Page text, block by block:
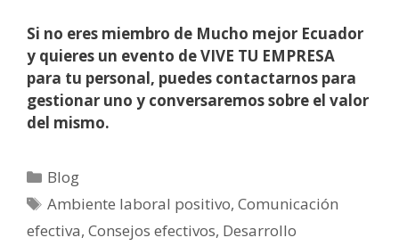
Si no eres miembro de Mucho mejor Ecuador
y quieres un evento de VIVE TU EMPRESA
para tu personal, puedes contactarnos para
gestionar uno y conversaremos sobre el valor
del mismo.
Blog
Ambiente laboral positivo,Comunicación
efectiva, Consejos efectivos, Desarrollo